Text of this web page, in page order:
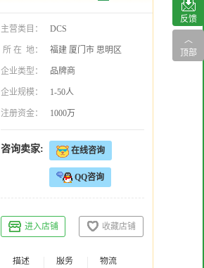
主营类目： DCS
所 在 地： 福建 厦门市 思明区
企业类型： 品牌商
企业规模： 1-50人
注册资金： 1000万
咨询卖家: 在线咨询
QQ咨询
进入店铺 收藏店铺
描述
服务
物流
反馈
︿
顶部